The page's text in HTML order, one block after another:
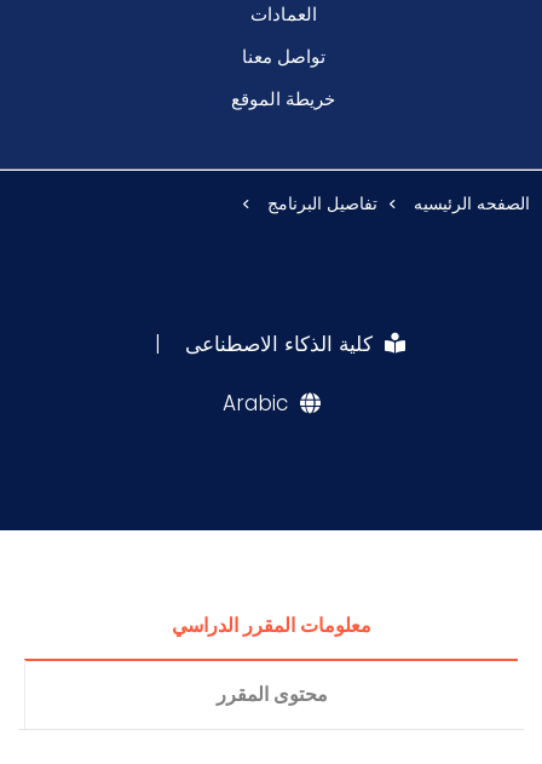
العمادات
تواصل معنا
خريطة الموقع
الصفحه الرئيسيه تفاصيل البرنامج
كلية الذكاء الاصطناعى |
Arabic
معلومات المقرر الدراسي
محتوى المقرر